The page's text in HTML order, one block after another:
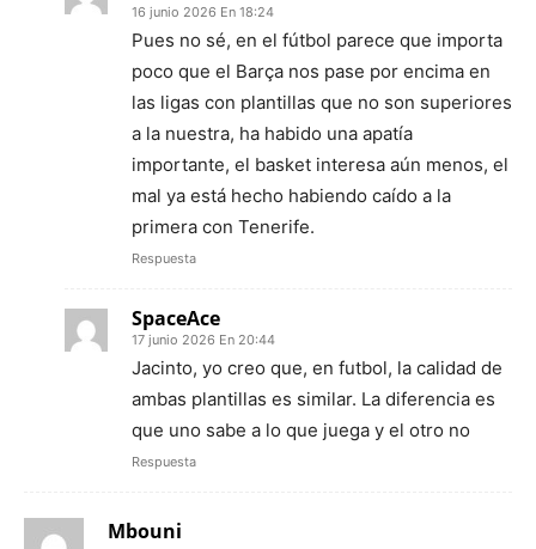
16 junio 2026 En 18:24
Pues no sé, en el fútbol parece que importa
poco que el Barça nos pase por encima en
las ligas con plantillas que no son superiores
a la nuestra, ha habido una apatía
importante, el basket interesa aún menos, el
mal ya está hecho habiendo caído a la
primera con Tenerife.
Respuesta
SpaceAce
17 junio 2026 En 20:44
Jacinto, yo creo que, en futbol, la calidad de
ambas plantillas es similar. La diferencia es
que uno sabe a lo que juega y el otro no
Respuesta
Mbouni